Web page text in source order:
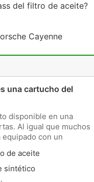
del filtro de aceite?
Cayenne
una cartucho del
disponible en una
Al igual que muchos
con un
aceite de cartucho es
de aceite
sintético